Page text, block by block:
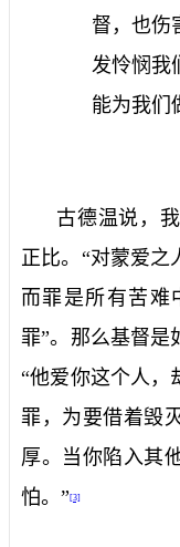
督，也伤
发怜悯我
能为我们
古德温说，
正比。“对蒙爱之
而罪是所有苦难
罪”。那么基督是
“他爱你这个人，
罪，为要借着毁
厚。当你陷入其
怕。” [3]